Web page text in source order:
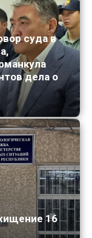
суда в
дела о
16